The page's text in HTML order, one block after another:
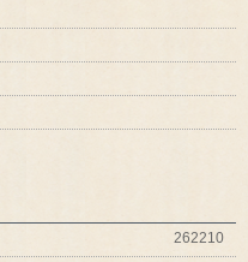
262210